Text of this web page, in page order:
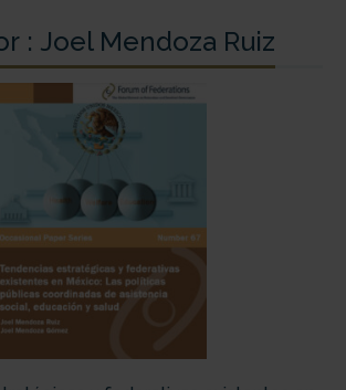
: Joel Mendoza Ruiz